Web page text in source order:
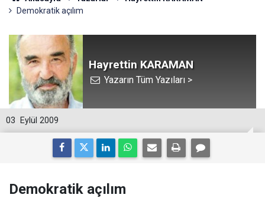
Demokratik açılım
Hayrettin KARAMAN
Yazarın Tüm Yazıları >
03 Eylül 2009
Demokratik açılım